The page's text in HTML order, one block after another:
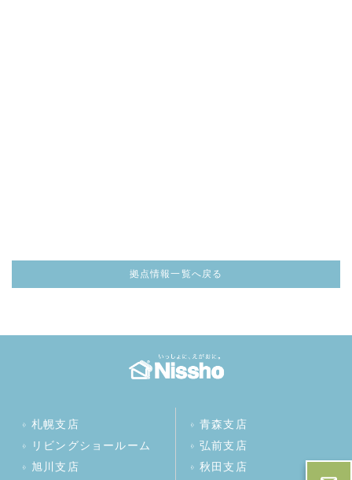
拠点情報一覧へ戻る
札幌支店
リビングショールーム
旭川支店
青森支店
弘前支店
秋田支店